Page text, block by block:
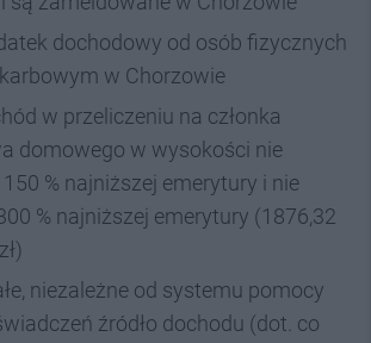
dochodowy od osób fizycznych
w Chorzowie
w przeliczeniu na członka
domowego w wysokości nie
% najniższej emerytury i nie
% najniższej emerytury (1876,32
niezależne od systemu pomocy
źródło dochodu (dot. co